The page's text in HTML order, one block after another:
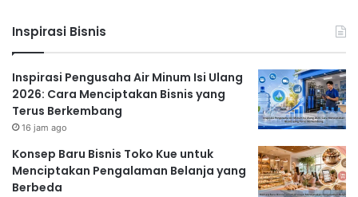
Inspirasi Bisnis
Inspirasi Pengusaha Air Minum Isi Ulang
2026: Cara Menciptakan Bisnis yang
Terus Berkembang
16 jam ago
Konsep Baru Bisnis Toko Kue untuk
Menciptakan Pengalaman Belanja yang
Berbeda